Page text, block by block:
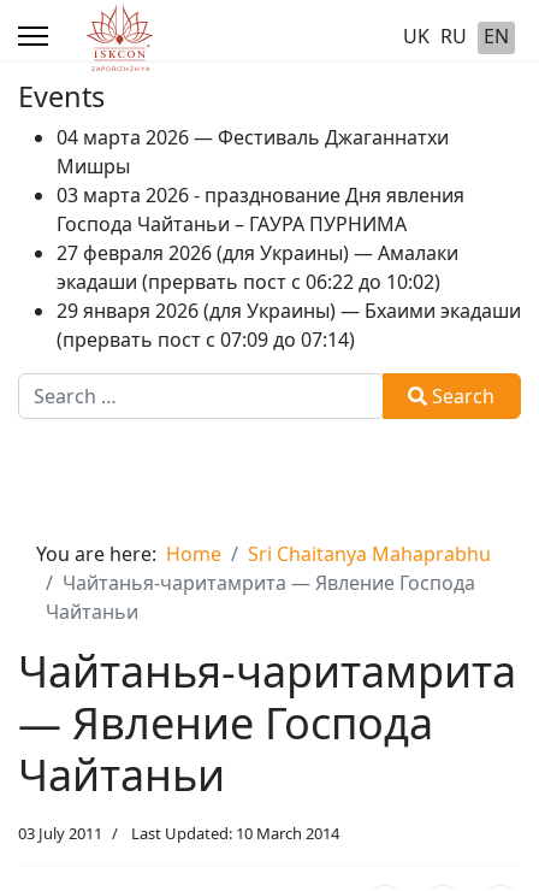
UK RU EN
Events
04 марта 2026 — Фестиваль Джаганнатхи
Мишры
03 марта 2026 - празднование Дня явления
Господа Чайтаньи – ГАУРА ПУРНИМА
27 февраля 2026 (для Украины) — Амалаки
экадаши (прервать пост с 06:22 до 10:02)
29 января 2026 (для Украины) — Бхаими экадаши
(прервать пост с 07:09 до 07:14)
Search
Search
You are here: Home
Sri Chaitanya Mahaprabhu
Чайтанья-чаритамрита — Явление Господа
Чайтаньи
Чайтанья-чаритамрита
— Явление Господа
Чайтаньи
03 July 2011 Last Updated: 10 March 2014